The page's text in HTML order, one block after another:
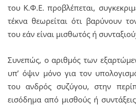
του Κ.Φ.Ε. προβλέπεται,
τέκνα θεωρείται ότι βαρύνουν
του εάν είναι μισθωτός ή
Συνεπώς, ο αριθμός των
υπ’ όψιν μόνο για τον
του ανδρός συζύγου, στην
εισόδημα από μισθούς ή